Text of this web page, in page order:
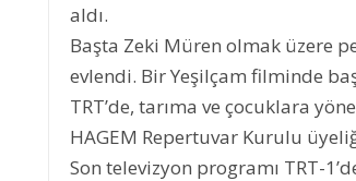
aldı.
Başta Zeki Müren olmak üzere
evlendi. Bir Yeşilçam filminde
TRT’de, tarıma ve çocuklara
HAGEM Repertuvar Kurulu
Son televizyon programı TRT-